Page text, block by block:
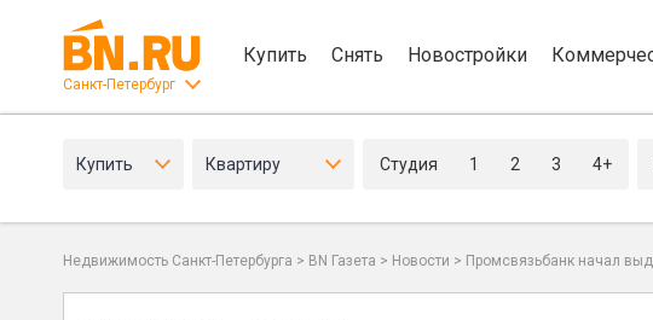
Санкт-Петербург
Купить Снять Новостройки
Купить Квартиру Студия 1 2 3 4+
Недвижимость Санкт-Петербурга > BN Газета > Новости > Промсвязьбанк начал